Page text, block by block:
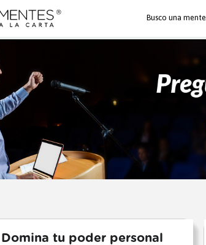
Busco una mente
Domina tu poder personal